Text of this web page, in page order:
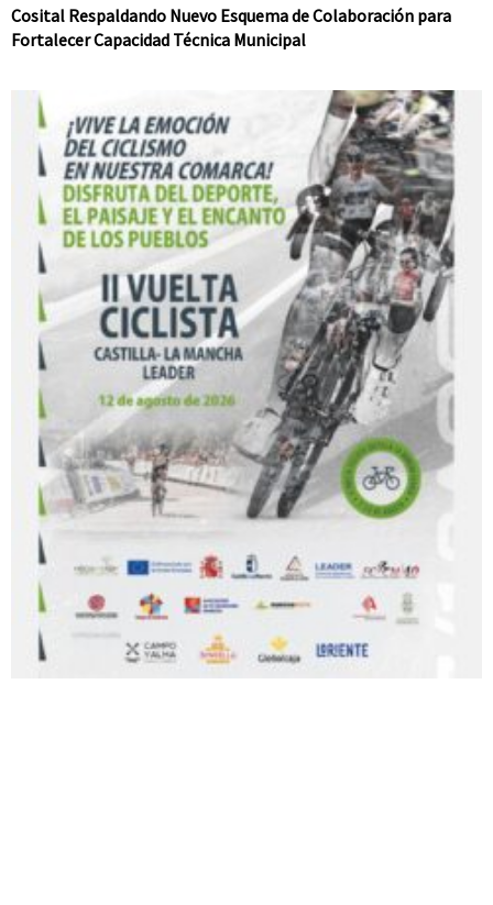
Cosital Respaldando Nuevo Esquema de Colaboración para
Fortalecer Capacidad Técnica Municipal